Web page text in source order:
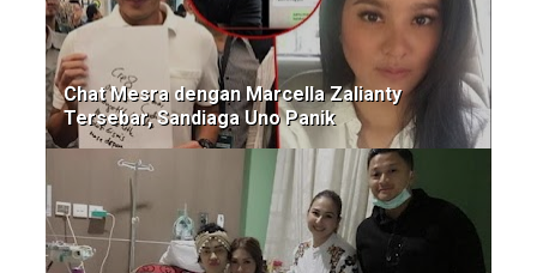
Chat Mesra dengan Marcella Zalianty
Tersebar, Sandiaga Uno Panik